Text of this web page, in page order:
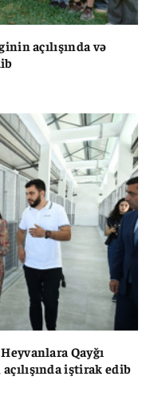
açılışında və
Qayğı
iştirak edib